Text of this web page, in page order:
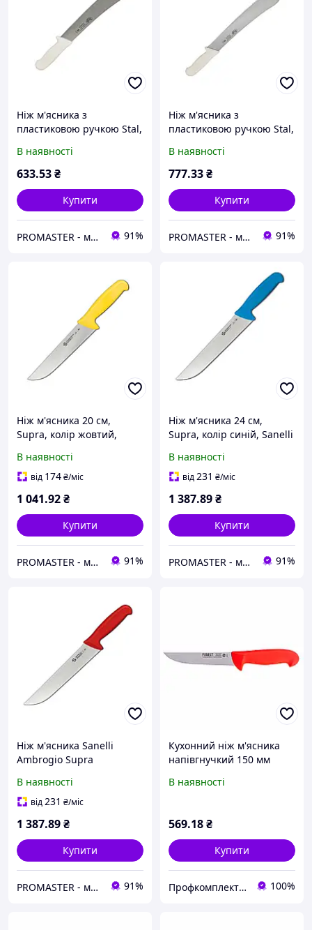
Ніж м'ясника з
пластиковою ручкою Stal,
В наявності
633.53₴
Купити
PROMASTER - магазин ресторанного та професійного кухонного обладнання, інвентарю та посуду 91%
Ніж м'ясника з
пластиковою ручкою Stal,
В наявності
777.33₴
Купити
PROMASTER - магазин ресторанного та професійного кухонного обладнання, інвентарю та посуду 91%
Ніж м'ясника 20 см,
Supra, колір жовтий,
В наявності
від 174₴/міс
1 041.92₴
Купити
PROMASTER - магазин ресторанного та професійного кухонного обладнання, інвентарю та посуду 91%
Ніж м'ясника 24 см,
Supra, колір синій, Sanelli
В наявності
від231 ₴/міс
1 387.89₴
Купити
PROMASTER - магазин ресторанного та професійного кухонного обладнання, інвентарю та посуду 91%
Ніж м'ясника Sanelli
Ambrogio Supra
Червоний (77582) D1-2026
В наявності
від231 ₴/міс
1 387.89₴
Купити
PROMASTER - магазин ресторанного та професійного кухонного обладнання, інвентарю та посуду 91%
Кухонний ніж м'ясника
напівгнучкий 150 мм
В наявності
569.18₴
Купити
Профкомплект - Сервіс 100%